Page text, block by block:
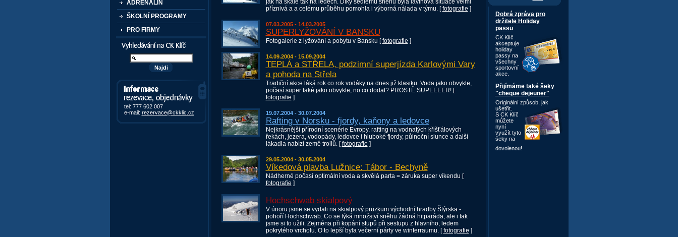
ADRENALIN
ŠKOLNÍ PROGRAMY
PRO FIRMY
Vyhledávání kurzů a akcí
Informace, rezervace,
objedávky
tel: 777 602 007
e-mail: rezervace@ckklic.cz
příznivá a a celému průběhu pomohla i výborná nálada v týmu. [fotografie ]
07.03.2005 - 14.03.2005
SUPERLYŽOVÁNÍ V BANSKU
Fotogalerie z lyžování a pobytu v Bansku [fotografie ]
14.09.2004 - 15.09.2004
TEPLÁ a STŘELA, podzimní superjízda Karlovými Vary
a pohoda na Střela
Tradiční akce láká rok co rok vodáky na dnes již klasiku. Voda jako obvykle,
počasí super také jako obvykle, no co dodat? PROSTĚ SUPEEEER! [
fotografie ]
19.07.2004 - 30.07.2004
Rafting v Norsku - fjordy, kaňony a ledovce
Nejkrásnější přírodní scenérie Evropy, rafting na vodnatých křišťálových
řekách, jezera, vodopády, ledovce i hluboké fjordy, půlnoční slunce a další
lákadla nabízí země trollů. [fotografie ]
29.05.2004 - 30.05.2004
Víkedová plavba Lužnice: Tábor - Bechyně
Nádherné počasí optimální voda a skvělá parta = záruka super víkendu [
fotografie ]
Hochschwab skialpový
V únoru jsme se vydali na skialpový průzkum východní hradby Štýrska -
pohoří Hochschwab. Co se týká množství sněhu žádná hitparáda, ale i tak
jsme si to užili. Zejména při kopání stupů při sestupu z hlavního, ledem
pokrytého vrcholu. O to lepší byla večerní párty ve winterraumu. [fotografie ]
Dobrá zpráva pro
držitele Holiday
passu
CK Klíč
akceptuje
holiday
passy na
všechny
sportovní
akce.
Přijímáme také šeky
"cheque dejeuner"
Originální způsob, jak
ušetřit.
S CK Klíč
můžete
nyní
využít tyto
šeky na
dovolenou!